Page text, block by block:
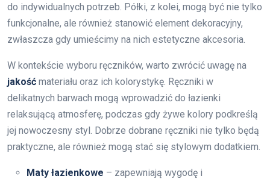
do indywidualnych potrzeb. Półki, z kolei, mogą być nie tylko
funkcjonalne, ale również stanowić element dekoracyjny,
zwłaszcza gdy umieścimy na nich estetyczne akcesoria.
W kontekście wyboru ręczników, warto zwrócić uwagę na
jakość materiału oraz ich kolorystykę. Ręczniki w
delikatnych barwach mogą wprowadzić do łazienki
relaksującą atmosferę, podczas gdy żywe kolory podkreślą
jej nowoczesny styl. Dobrze dobrane ręczniki nie tylko będą
praktyczne, ale również mogą stać się stylowym dodatkiem.
Maty łazienkowe – zapewniają wygodę i